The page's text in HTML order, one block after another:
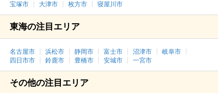
宝塚市
大津市 枚方市 寝屋川市
東海の注目エリア
名古屋市 浜松市 静岡市 富士市 沼津市
岐阜市
四日市市
鈴鹿市 豊橋市 安城市 一宮市
その他の注目エリア